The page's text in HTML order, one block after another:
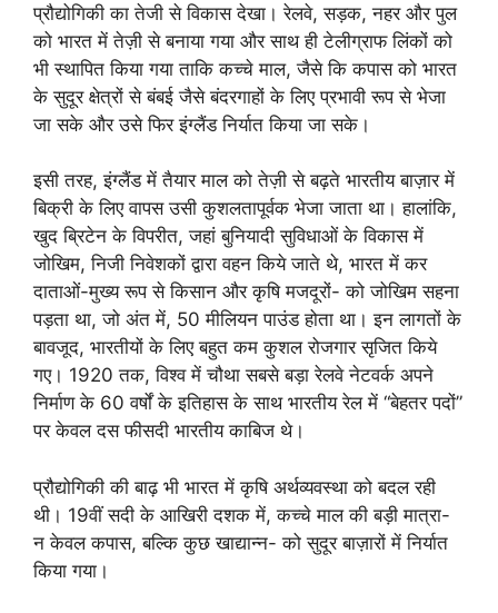
प्रौद्योगिकी का तेजी से विकास देखा। रेलवे, सड़क, नहर और पुल
को भारत में तेज़ी से बनाया गया और साथ ही टेलीग्राफ लिंकों को
भी स्थापित किया गया ताकि कच्चे माल, जैसे कि कपास को भारत
के सुदूर क्षेत्रों से बंबई जैसे बंदरगाहों के लिए प्रभावी रूप से भेजा
जा सके और उसे फिर इंग्लैंड निर्यात किया जा सके।
इसी तरह, इंग्लैंड में तैयार माल को तेज़ी से बढ़ते भारतीय बाज़ार में
बिक्री के लिए वापस उसी कुशलतापूर्वक भेजा जाता था। हालांकि,
खुद ब्रिटेन के विपरीत, जहां बुनियादी सुविधाओं के विकास में
जोखिम, निजी निवेशकों द्वारा वहन किये जाते थे, भारत में कर
दाताओं-मुख्य रूप से किसान और कृषि मजदूरों- को जोखिम सहना
पड़ता था, जो अंत में, 50 मीलियन पाउंड होता था। इन लागतों के
बावजूद, भारतीयों के लिए बहुत कम कुशल रोजगार सृजित किये
गए। 1920 तक, विश्व में चौथा सबसे बड़ा रेलवे नेटवर्क अपने
निर्माण के 60 वर्षों के इतिहास के साथ भारतीय रेल में “बेहतर पदों”
पर केवल दस फीसदी भारतीय काबिज थे।
प्रौद्योगिकी की बाढ़ भी भारत में कृषि अर्थव्यवस्था को बदल रही
थी। 19वीं सदी के आखिरी दशक में, कच्चे माल की बड़ी मात्रा-
न केवल कपास, बल्कि कुछ खाद्यान्न- को सुदूर बाज़ारों में निर्यात
किया गया।